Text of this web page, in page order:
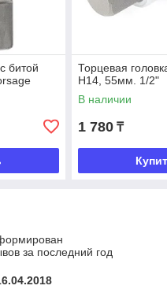
битой
Торцевая
Н14, 55мм. 1/2"
В наличии
1 780 ₸
за последний год